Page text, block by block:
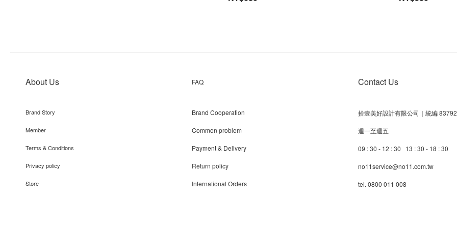
About Us
Brand Story
Member
Terms & Conditions
Privacy policy
Store
FAQ
Brand Cooperation
Common problem
Payment & Delivery
Return policy
International Orders
Contact Us
拾壹美好設計有限公司｜統編
週一至週五
09 : 30 - 12 : 30 13 : 30 - 18 : 30
no11service@no11.com.tw
tel. 0800 011 008